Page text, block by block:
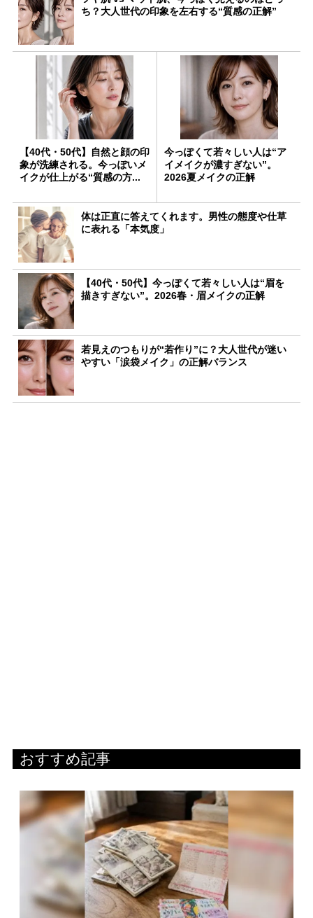
ち？大人世代の印象を左右する“質感の正解”
【40代・50代】自然と顔の印
象が洗練される。今っぽいメ
イクが仕上がる“質感の方...
今っぽくて若々しい人は“ア
イメイクが濃すぎない”。
2026夏メイクの正解
体は正直に答えてくれます。男性の態度や仕草
に表れる「本気度」
【40代・50代】今っぽくて若々しい人は“眉を
描きすぎない”。2026春・眉メイクの正解
若見えのつもりが“若作り”に？大人世代が迷い
やすい「涙袋メイク」の正解バランス
おすすめ記事